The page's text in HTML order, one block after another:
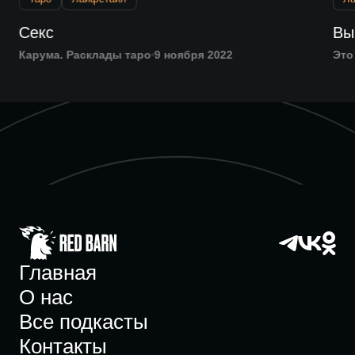
Секс
Карума. Расклады таро 9 ноября 2022 Это
Главная
О нас
Все подкасты
Контакты